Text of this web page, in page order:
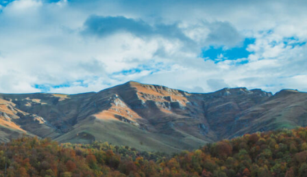
в Азербайджане
Шамахы
Шамкир
Шеки
Загатала
Мингячевир
дизайнеры